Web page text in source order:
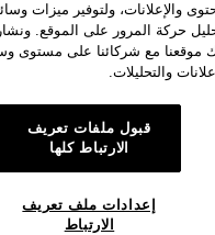
والإعلانات، ولتوفير ميزات
حركة المرور على الموقع.
موقعنا مع شركائنا على مستوى
والتحليلات.
قبول ملفات تعريف
الارتباط كلها
إعدادات ملف تعريف
الارتباط